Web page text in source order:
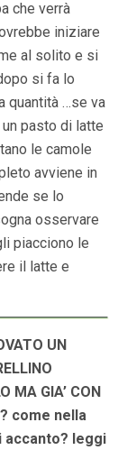
che verrà
iniziare
al solito e si
si fa lo
quantità …se va
pasto di latte
le camole
avviene in
se lo
osservare
piacciono le
il latte e
UN
MA GIA’ CON
come nella
accanto? leggi